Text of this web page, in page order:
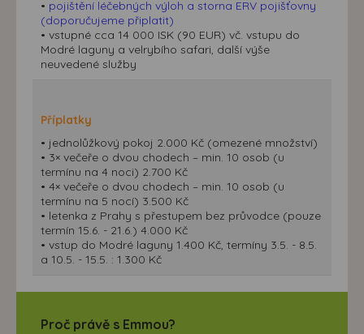
• pojištění léčebných výloh a storna ERV pojišťovny
(doporučujeme připlatit)
• vstupné cca 14 000 ISK (90 EUR) vč. vstupu do
Modré laguny a velrybího safari, další výše
neuvedené služby
Příplatky
• jednolůžkový pokoj 2.000 Kč (omezené množství)
• 3× večeře o dvou chodech – min. 10 osob (u
termínu na 4 noci) 2.700 Kč
• 4× večeře o dvou chodech – min. 10 osob (u
termínu na 5 nocí) 3.500 Kč
• letenka z Prahy s přestupem bez průvodce (pouze
termín 15.6. - 21.6.) 4.000 Kč
• vstup do Modré laguny 1.400 Kč, termíny 3.5. - 8.5.
a 10.5. - 15.5. : 1.300 Kč
Proč právě s Emmou?